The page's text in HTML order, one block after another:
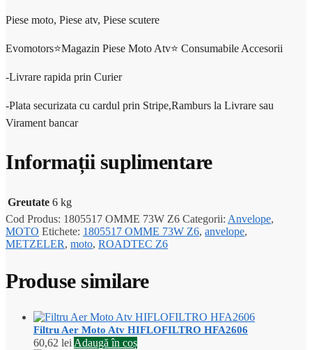
Piese moto, Piese atv, Piese scutere
Evomotors⭐️Magazin Piese Moto Atv⭐️ Consumabile Accesorii
-Livrare rapida prin Curier
-Plata securizata cu cardul prin Stripe,Ramburs la Livrare sau
Virament bancar
Informații suplimentare
Greutate 6 kg
Cod Produs: 1805517 OMME 73W Z6 Categorii: Anvelope,
MOTO Etichete: 1805517 OMME 73W Z6, anvelope,
METZELER, moto, ROADTEC Z6
Produse similare
Filtru Aer Moto Atv HIFLOFILTRO HFA2606
60,62 lei Adaugă în coș